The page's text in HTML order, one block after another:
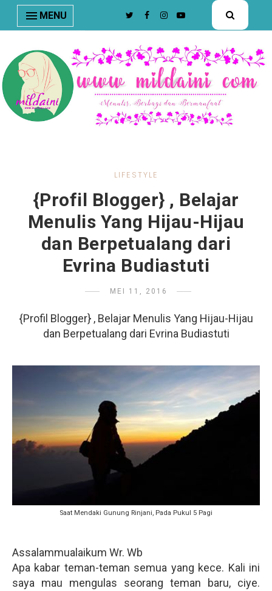
nav#menunav { border-bottom: 1px solid #e8e8e8; }
MENU
LIFESTYLE
{Profil Blogger} , Belajar
Menulis Yang Hijau-Hijau
dan Berpetualang dari
Evrina Budiastuti
MEI 11, 2016
{Profil Blogger} , Belajar Menulis Yang Hijau-Hijau
dan Berpetualang dari Evrina Budiastuti
Saat Mendaki Gunung Rinjani, Pada Pukul 5 Pagi
Assalammualaikum Wr. Wb
Apa kabar teman-teman semua yang kece. Kali ini
saya mau mengulas seorang teman baru, ciye.